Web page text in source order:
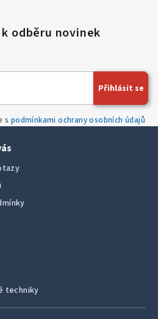
s podmínkami ochrany osobních údajů
Přihlásit se
techniky